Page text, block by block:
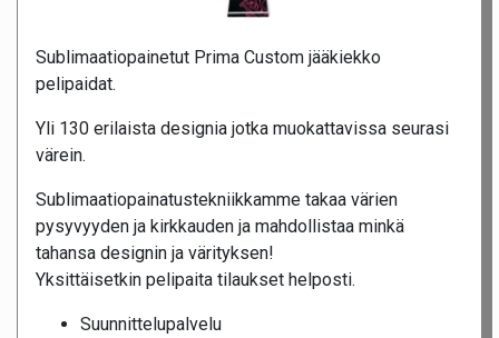
Sublimaatiopainetut Prima Custom jääkiekko
pelipaidat.
Yli 130 erilaista designia jotka muokattavissa seurasi
värein.
Sublimaatiopainatustekniikkamme takaa värien
pysyvyyden ja kirkkauden ja mahdollistaa minkä
tahansa designin ja värityksen!
Yksittäisetkin pelipaita tilaukset helposti.
Suunnittelupalvelu